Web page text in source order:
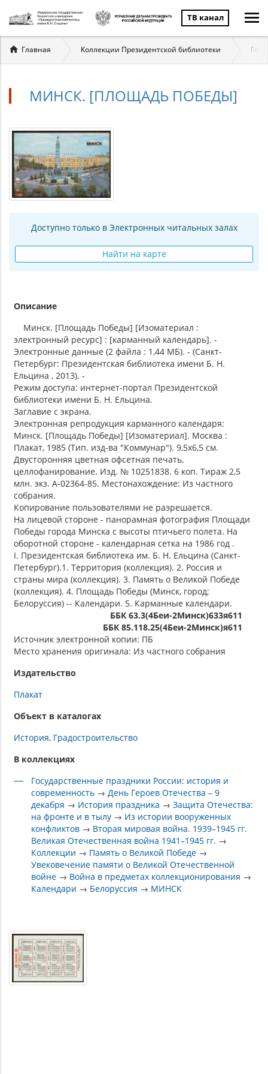
ТВ канал
Вы
здесь
Главная Коллекции Президентской библиотеки
МИНСК. [ПЛОЩАДЬ ПОБЕДЫ]
Доступно только в Электронных читальных залах
Найти на карте
Описание
Минск. [Площадь Победы] [Изоматериал :
электронный ресурс] : [карманный календарь]. -
Электронные данные (2 файла : 1,44 МБ). - (Санкт-
Петербург: Президентская библиотека имени Б. Н.
Ельцина , 2013). -
Режим доступа: интернет-портал Президентской
библиотеки имени Б. Н. Ельцина.
Заглавие с экрана.
Электронная репродукция карманного календаря:
Минск. [Площадь Победы] [Изоматериал]. Москва :
Плакат, 1985 (Тип. изд-ва "Коммунар"). 9,5х6,5 см.
Двусторонняя цветная офсетная печать,
целлофанирование. Изд. № 10251838. 6 коп. Тираж 2,5
млн. экз. А-02364-85. Местонахождение: Из частного
собрания.
Копирование пользователями не разрешается.
На лицевой стороне - панорамная фотография Площади
Победы города Минска с высоты птичьего полета. На
оборотной стороне - календарная сетка на 1986 год .
I. Президентская библиотека им. Б. Н. Ельцина (Санкт-
Петербург).1. Территория (коллекция). 2. Россия и
страны мира (коллекция). 3. Память о Великой Победе
(коллекция). 4. Площадь Победы (Минск, город;
Белоруссия) -- Календари. 5. Карманные календари.
ББК 63.3(4Беи-2Минск)633я611
ББК 85.118.25(4Беи-2Минск)я611
Источник электронной копии: ПБ
Место хранения оригинала: Из частного собрания
Издательство
Плакат
Объект в каталогах
История Градостроительство
В коллекциях
Государственные праздники России: история и
современность →День Героев Отечества – 9
декабря → История праздника →Защита Отечества:
на фронте и в тылу → Из истории вооруженных
конфликтов → Вторая мировая война. 1939–1945 гг.
Великая Отечественная война 1941–1945 гг. →
Коллекции → Память о Великой Победе →
Увековечение памяти о Великой Отечественной
войне → Война в предметах коллекционирования →
Календари → Белоруссия → МИНСК